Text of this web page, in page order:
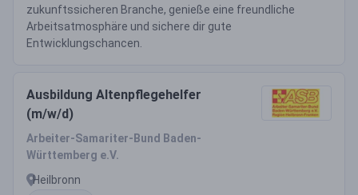
zukunftssicheren Branche, genieße eine freundliche
Arbeitsatmosphäre und sichere dir gute
Entwicklungschancen.
Ausbildung Altenpflegehelfer
(m/w/d)
Arbeiter-Samariter-Bund Baden-
Württemberg e.V.
Heilbronn